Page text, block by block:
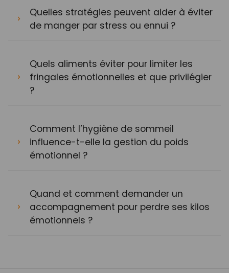
Quelles stratégies peuvent aider à éviter
de manger par stress ou ennui ?
Quels aliments éviter pour limiter les
fringales émotionnelles et que privilégier
?
Comment l’hygiène de sommeil
influence-t-elle la gestion du poids
émotionnel ?
Quand et comment demander un
accompagnement pour perdre ses kilos
émotionnels ?